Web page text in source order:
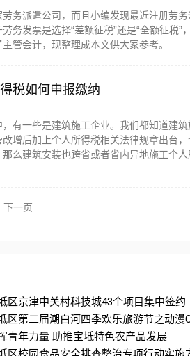
务派遣公司，而且小编发现最近注册劳
务发票是选择“差额征税”还是“全额征税”
管会计，现整理成本文供大家参考。
税如何申报缴纳
有一些是建筑施工企业。我们都知道建
增后加上个人所得税相关法律规章出台
么建筑安装也跨省或者省内异地施工个
下一页
区京津中关村科技城43个项目集中签约
区第二届潮白河四季欢乐旅游节之动漫
青年力量 助推宝坻特色农产品发展